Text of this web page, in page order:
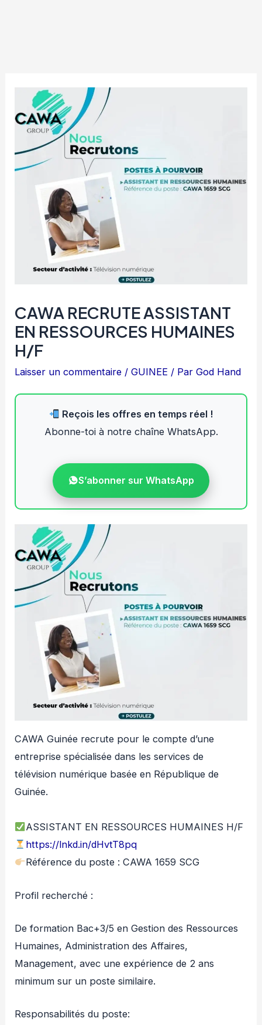
CAWA RECRUTE ASSISTANT
EN RESSOURCES HUMAINES
H/F
Laisser un commentaire /GUINEE / ParGod Hand
Reçois les offres en temps réel !
Abonne-toi à notre chaîne WhatsApp.
S’abonner sur WhatsApp
CAWA Guinée recrute pour le compte d’une
entreprise spécialisée dans les services de
télévision numérique basée en République de
Guinée.
ASSISTANT EN RESSOURCES HUMAINES H/F
https://lnkd.in/dHvtT8pq
Référence du poste : CAWA 1659 SCG
Profil recherché :
De formation Bac+3/5 en Gestion des Ressources
Humaines, Administration des Affaires,
Management, avec une expérience de 2 ans
minimum sur un poste similaire.
Responsabilités du poste: